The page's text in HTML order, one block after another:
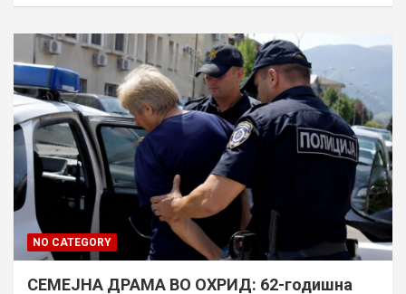
NO CATEGORY
СЕМЕЈНА ДРАМА ВО ОХРИД: 62-годишна